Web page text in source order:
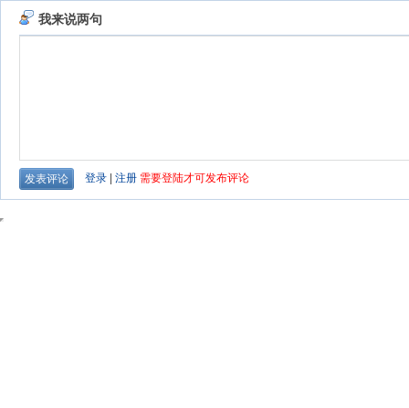
我来说两句
登录 注册 需要登陆才可发布评论